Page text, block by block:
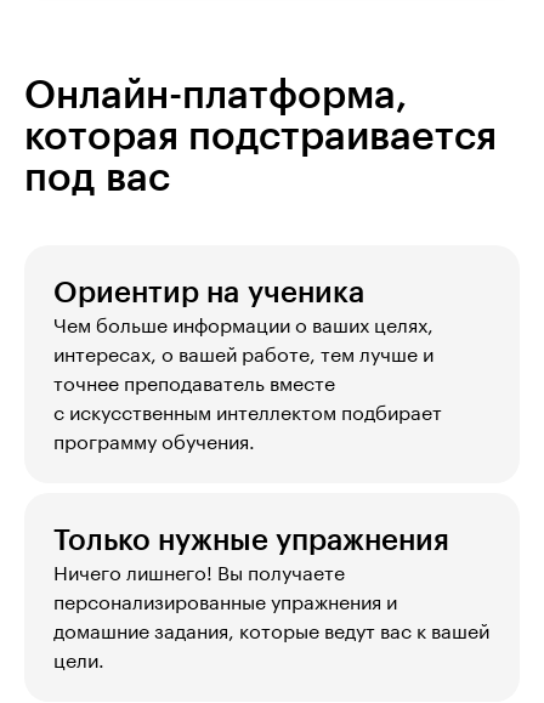
Онлайн-платформа,
которая подстраивается
под вас
Ориентир на ученика
Чем больше информации о ваших целях,
интересах, о вашей работе, тем лучше и
точнее преподаватель вместе
с искусственным интеллектом подбирает
программу обучения.
Только нужные упражнения
Ничего лишнего! Вы получаете
персонализированные упражнения и
домашние задания, которые ведут вас к вашей
цели.